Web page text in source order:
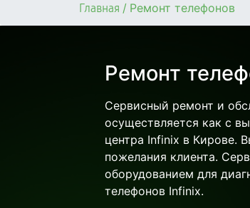
Главная / Ремонт телефонов
Ремонт
Сервисный ремонт и
осуществляется как с
центра Infinix в Кирове.
пожелания клиента.
оборудованием для
телефонов Infinix.